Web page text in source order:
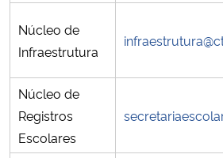
Secretaria de Governo
Gabinete de Segurança Institucional
Advocacia-Geral da União
Núcleo de
Infraestrutura
Núcleo de
Registros
Escolares